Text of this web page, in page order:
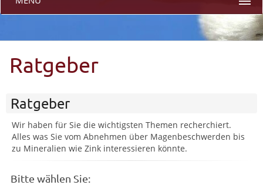
Ratgeber
Ratgeber
Wir haben für Sie die wichtigsten Themen recherchiert.
Alles was Sie vom Abnehmen über Magenbeschwerden bis
zu Mineralien wie Zink interessieren könnte.
Bitte wählen Sie: